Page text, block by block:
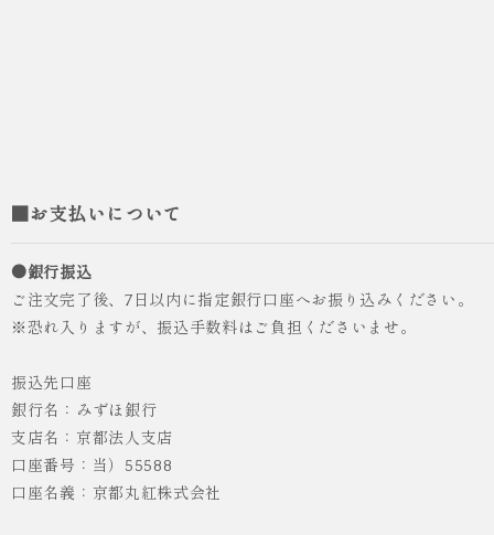
■お支払いについて
●銀行振込
ご注文完了後、7日以内に指定銀行口座へお振り込みください。
※恐れ入りますが、振込手数料はご負担くださいませ。
振込先口座
銀行名：みずほ銀行
支店名：京都法人支店
口座番号：当）55588
口座名義：京都丸紅株式会社